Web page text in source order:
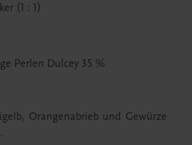
(1 : 1)
Perlen Dulcey 35 %
Orangenabrieb und Gewürze